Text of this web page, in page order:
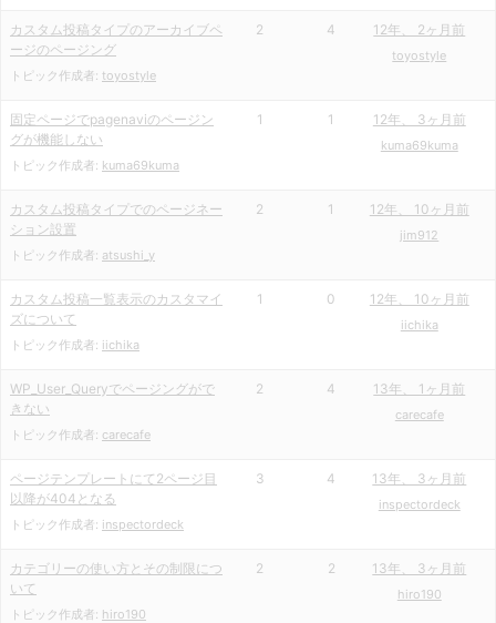
カスタム投稿タイプのアーカイブペ
ージのページング
トピック作成者: toyostyle
2 4 12年、 2ヶ月前
toyostyle
固定ページでpagenaviのページン
グが機能しない
トピック作成者: kuma69kuma
1 1 12年、 3ヶ月前
kuma69kuma
カスタム投稿タイプでのページネー
ション設置
トピック作成者: atsushi_y
2 1 12年、 10ヶ月前
jim912
カスタム投稿一覧表示のカスタマイ
ズについて
トピック作成者: iichika
1 0 12年、 10ヶ月前
iichika
WP_User_Queryでページングがで
きない
トピック作成者: carecafe
2 4 13年、 1ヶ月前
carecafe
ページテンプレートにて2ページ目
以降が404となる
トピック作成者: inspectordeck
3 4 13年、 3ヶ月前
inspectordeck
カテゴリーの使い方とその制限につ
いて
トピック作成者: hiro190
2 2 13年、 3ヶ月前
hiro190